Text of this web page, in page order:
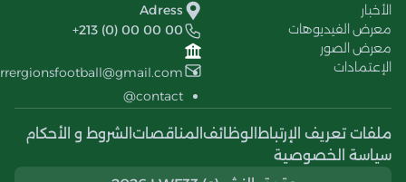
الأخبار
معرض الفيديوهات
معرض الصور
الإعتمادات
Adress
+213 (0) 00 00 00
contact@
ملفات تعريف الإرتباط الوظائف المناقصات الشروط و الأحكام
سياسة الخصوصية